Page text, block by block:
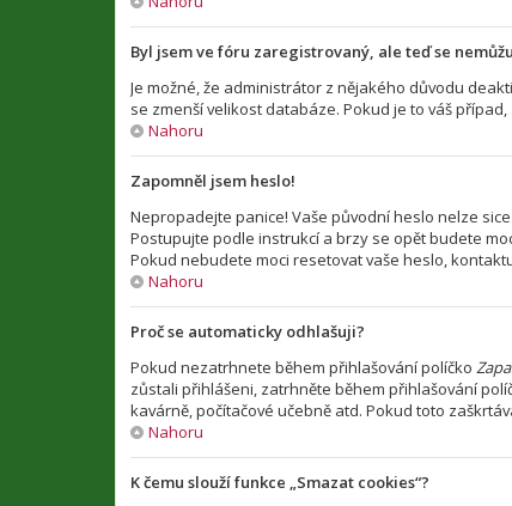
Byl jsem ve fóru zaregistrovaný, ale teď se
Je možné, že administrátor z nějakého důvodu
se zmenší velikost databáze. Pokud je to váš
Nahoru
Zapomněl jsem heslo!
Nepropadejte panice! Vaše původní heslo nelze
Postupujte podle instrukcí a brzy se opět budete
Pokud nebudete moci resetovat vaše heslo,
Nahoru
Proč se automaticky odhlašuji?
Pokud nezatrhnete během přihlašování políčko
zůstali přihlášeni, zatrhněte během přihlašování
kavárně, počítačové učebně atd. Pokud toto
Nahoru
K čemu slouží funkce „Smazat cookies“?